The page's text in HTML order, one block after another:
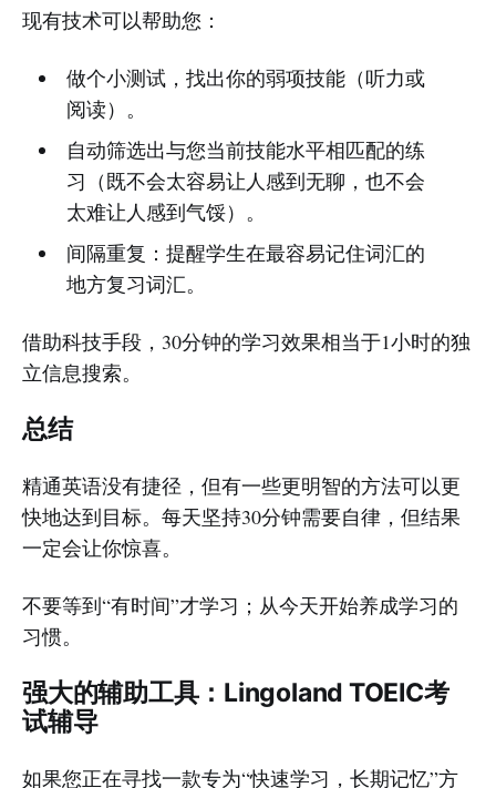
现有技术可以帮助您：
做个小测试，找出你的弱项技能（听力或
阅读）。
自动筛选出与您当前技能水平相匹配的练
习（既不会太容易让人感到无聊，也不会
太难让人感到气馁）。
间隔重复：提醒学生在最容易记住词汇的
地方复习词汇。
借助科技手段，30分钟的学习效果相当于1小时的独
立信息搜索。
总结
精通英语没有捷径，但有一些更明智的方法可以更
快地达到目标。每天坚持30分钟需要自律，但结果
一定会让你惊喜。
不要等到“有时间”才学习；从今天开始养成学习的
习惯。
强大的辅助工具：Lingoland TOEIC考
试辅导
如果您正在寻找一款专为“快速学习，长期记忆”方